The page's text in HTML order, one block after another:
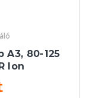
A3, 80-125
Ion